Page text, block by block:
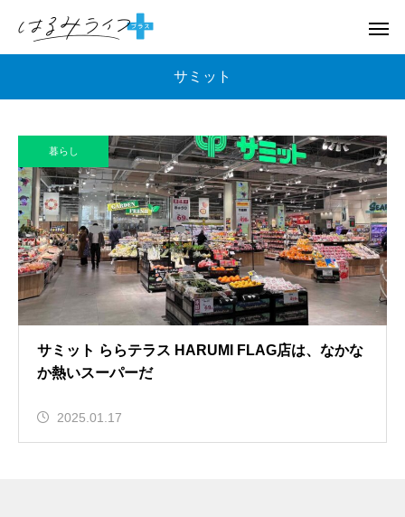
サミット
暮らし
サミット ららテラス HARUMI FLAG店は、なかな
か熱いスーパーだ
2025.01.17